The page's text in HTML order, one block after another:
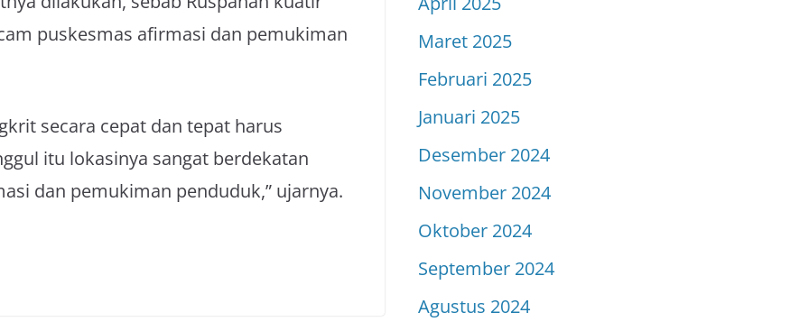
puskesmas afirmasi dan pemukiman
secara cepat dan tepat harus
itu lokasinya sangat berdekatan
dan pemukiman penduduk,” ujarnya.
Maret 2025
Februari 2025
Januari 2025
Desember 2024
November 2024
Oktober 2024
September 2024
Agustus 2024